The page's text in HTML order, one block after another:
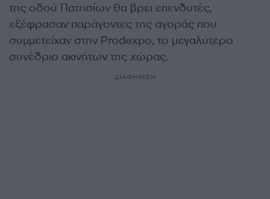
της οδού Πατησίων θα βρει επενδυτές,
εξέφρασαν παράγοντες της αγοράς που
συμμετείχαν στην Prodexpo, το μεγαλύτερο
συνέδριο ακινήτων της χώρας.
ΔΙΑΦΗΜΙΣΗ